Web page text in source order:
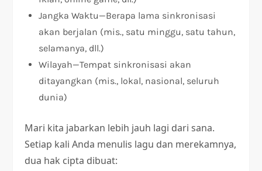
Jangka Waktu—Berapa lama sinkronisasi
akan berjalan (mis., satu minggu, satu tahun,
selamanya, dll.)
Wilayah—Tempat sinkronisasi akan
ditayangkan (mis., lokal, nasional, seluruh
dunia)
Mari kita jabarkan lebih jauh lagi dari sana.
Setiap kali Anda menulis lagu dan merekamnya,
dua hak cipta dibuat: